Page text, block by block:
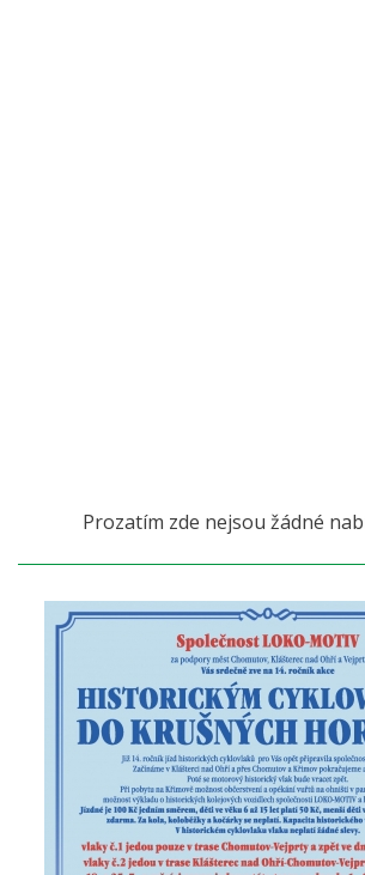
Prozatím zde nejsou žádné